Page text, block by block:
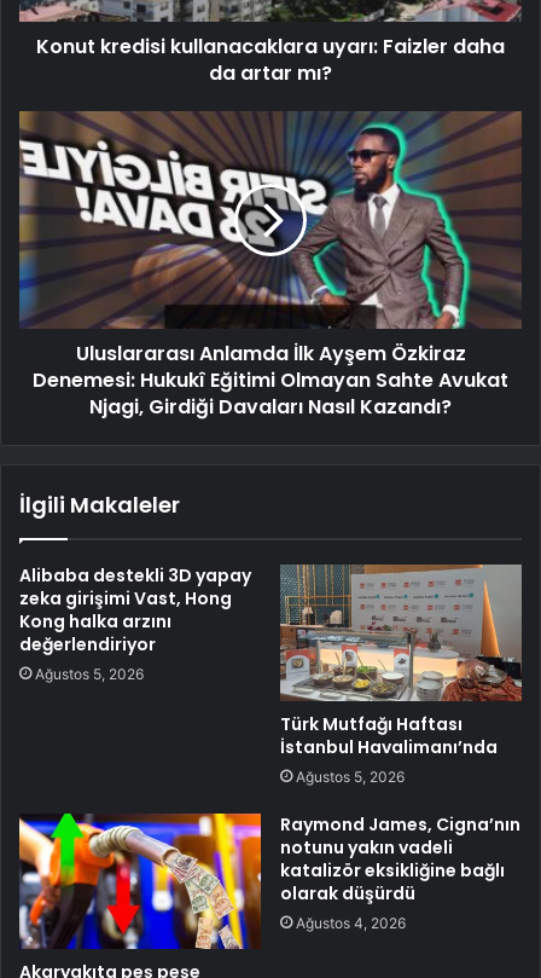
Konut kredisi kullanacaklara uyarı: Faizler daha
da artar mı?
Uluslararası Anlamda İlk Ayşem Özkiraz
Denemesi: Hukukî Eğitimi Olmayan Sahte Avukat
Njagi, Girdiği Davaları Nasıl Kazandı?
İlgili Makaleler
Alibaba destekli 3D yapay
zeka girişimi Vast, Hong
Kong halka arzını
değerlendiriyor
Ağustos 5, 2026
Türk Mutfağı Haftası
İstanbul Havalimanı’nda
Ağustos 5, 2026
Akaryakıta peş peşe
Raymond James, Cigna’nın
notunu yakın vadeli
katalizör eksikliğine bağlı
olarak düşürdü
Ağustos 4, 2026